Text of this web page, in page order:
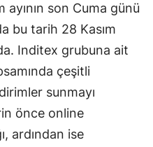
ayının son Cuma günü
bu tarih 28 Kasım
Inditex grubuna ait
çeşitli
sunmayı
önce online
ardından ise